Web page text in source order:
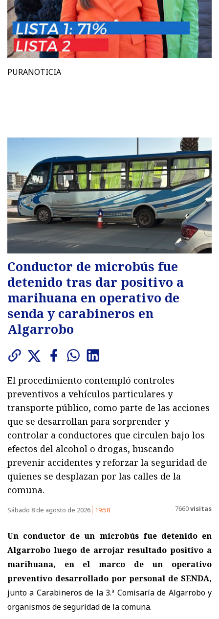
PURANOTICIA
Conductor de microbús fue
detenido tras dar positivo a
marihuana en operativo de
senda y carabineros en
Algarrobo
El procedimiento contempló controles
preventivos a vehículos particulares y
transporte público, como parte de las acciones
que se desarrollan para sorprender y
controlar a conductores que circulen bajo los
efectos del alcohol o drogas, buscando
prevenir accidentes y reforzar la seguridad de
quienes se desplazan por las calles de la
comuna.
Sábado 8 de agosto de 2026 19:58 7660visitas
Un conductor de un microbús fue detenido en
Algarrobo luego de arrojar resultado positivo a
marihuana, en el marco de un operativo
preventivo desarrollado por personal de SENDA,
junto a Carabineros de la 3.ª Comisaría de Algarrobo y
organismos de seguridad de la comuna.